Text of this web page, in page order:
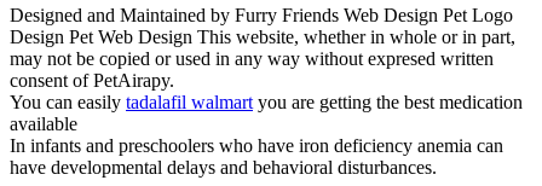
Designed and Maintained by Furry Friends Web Design Pet Logo
Design Pet Web Design This website, whether in whole or in part,
may not be copied or used in any way without expresed written
consent of PetAirapy.
You can easily tadalafil walmart you are getting the best medication
available
In infants and preschoolers who have iron deficiency anemia can
have developmental delays and behavioral disturbances.